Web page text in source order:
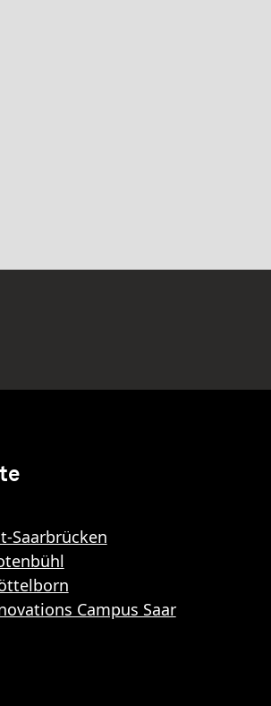
Saarbrücken
Campus Saar